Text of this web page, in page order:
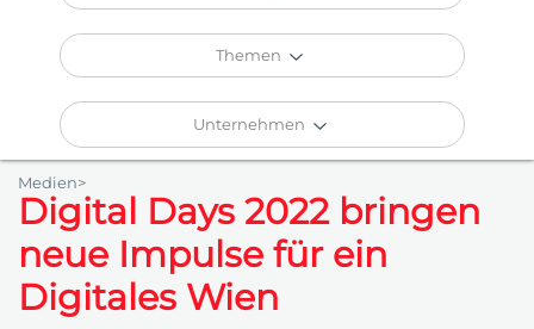
Themen
Unternehmen
Medien>
Digital Days 2022 bringen
neue Impulse für ein
Digitales Wien